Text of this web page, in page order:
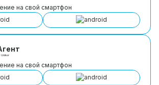
на свой смартфон
Unikor
на свой смартфон